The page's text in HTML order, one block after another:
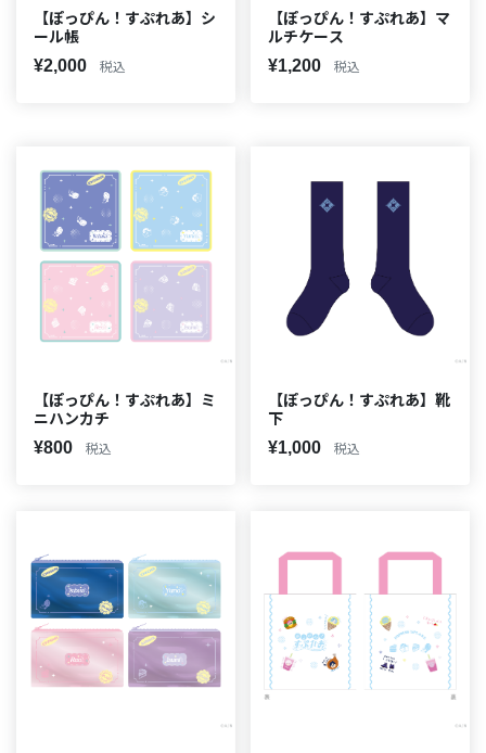
【ぽっぴん！すぷれあ】シ
ール帳
¥2,000 税込
【ぽっぴん！すぷれあ】マ
ルチケース
¥1,200 税込
【ぽっぴん！すぷれあ】ミ
ニハンカチ
¥800 税込
【ぽっぴん！すぷれあ】靴
下
¥1,000 税込